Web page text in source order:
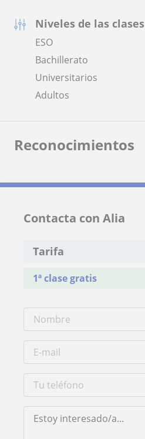
Niveles de las clases
ESO
Bachillerato
Universitarios
Adultos
Reconocimientos
Contacta con Alia
Tarifa
1ª clase gratis